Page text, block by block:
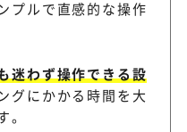
プルで直感的な操作
迷わず操作できる設
グにかかる時間を大